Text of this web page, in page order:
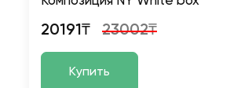
20191₸ 23002₸
Купить